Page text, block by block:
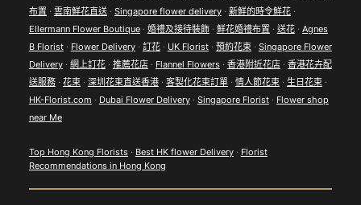
布置· 雲南鮮花直送· Singapore flower delivery· 新鮮的時令鮮花·
Ellermann Flower Boutique· 婚禮及接待裝飾· 鮮花婚禮布置· 送花· Agnes
B Florist· Flower Delivery· 訂花· UK Florist· 預約花束· Singapore Flower
Delivery· 網上訂花· 推薦花店· Flannel Flowers· 香港附近花店· 香港花卉配
送服務· 花束· 深圳花束直送香港· 客製化花束訂單· 情人節花束· 生日花束·
HK-Florist.com · Dubai Flower Delivery· Singapore Florist· Flower shop
near Me
Top Hong Kong Florists· Best HK flower Delivery· Florist
Recommendations in Hong Kong